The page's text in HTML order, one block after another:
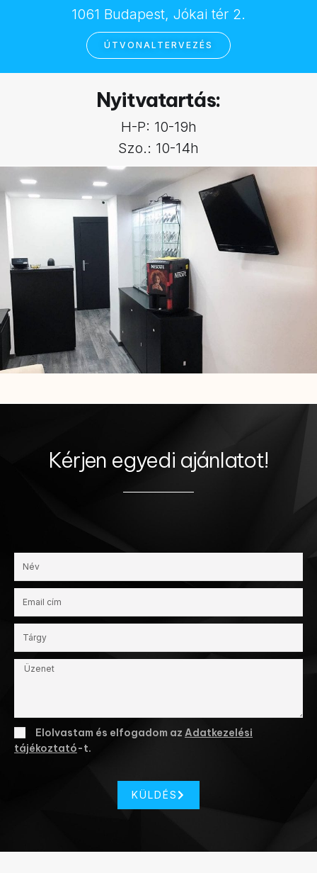
1061 Budapest, Jókai tér 2.
ÚTVONALTERVEZÉS
Nyitvatartás:
H-P: 10-19h
Szo.: 10-14h
Kérjen egyedi ajánlatot!
Elolvastam és elfogadom az Adatkezelési
tájékoztató-t.
KÜLDÉS